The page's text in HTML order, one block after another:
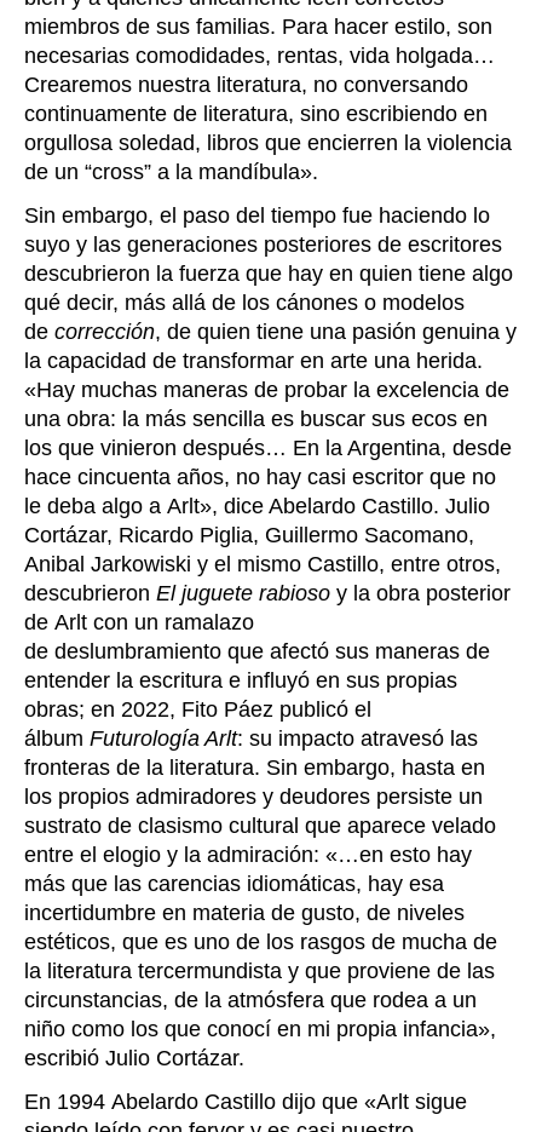
miembros de sus familias. Para hacer estilo, son
necesarias comodidades, rentas, vida holgada…
Crearemos nuestra literatura, no conversando
continuamente de literatura, sino escribiendo en
orgullosa soledad, libros que encierren la violencia
de un “cross” a la mandíbula».
Sin embargo, el paso del tiempo fue haciendo lo
suyo y las generaciones posteriores de escritores
descubrieron la fuerza que hay en quien tiene algo
qué decir, más allá de los cánones o modelos
de corrección, de quien tiene una pasión genuina y
la capacidad de transformar en arte una herida.
«Hay muchas maneras de probar la excelencia de
una obra: la más sencilla es buscar sus ecos en
los que vinieron después… En la Argentina, desde
hace cincuenta años, no hay casi escritor que no
le deba algo a Arlt», dice Abelardo Castillo. Julio
Cortázar, Ricardo Piglia, Guillermo Sacomano,
Anibal Jarkowiski y el mismo Castillo, entre otros,
descubrieron El juguete rabioso y la obra posterior
de Arlt con un ramalazo
de deslumbramiento que afectó sus maneras de
entender la escritura e influyó en sus propias
obras; en 2022, Fito Páez publicó el
álbum Futurología Arlt: su impacto atravesó las
fronteras de la literatura. Sin embargo, hasta en
los propios admiradores y deudores persiste un
sustrato de clasismo cultural que aparece velado
entre el elogio y la admiración: «…en esto hay
más que las carencias idiomáticas, hay esa
incertidumbre en materia de gusto, de niveles
estéticos, que es uno de los rasgos de mucha de
la literatura tercermundista y que proviene de las
circunstancias, de la atmósfera que rodea a un
niño como los que conocí en mi propia infancia»,
escribió Julio Cortázar.
En 1994 Abelardo Castillo dijo que «Arlt sigue